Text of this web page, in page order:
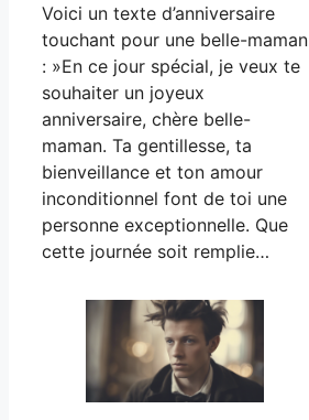
Voici un texte d’anniversaire
touchant pour une belle-maman
: »En ce jour spécial, je veux te
souhaiter un joyeux
anniversaire, chère belle-
maman. Ta gentillesse, ta
bienveillance et ton amour
inconditionnel font de toi une
personne exceptionnelle. Que
cette journée soit remplie…